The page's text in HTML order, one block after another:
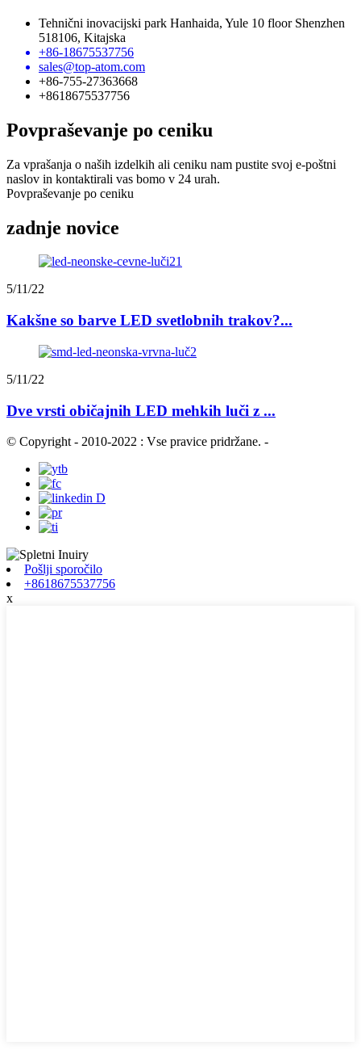
Tehnični inovacijski park Hanhaida, Yule 10 floor Shenzhen
518106, Kitajska
+86-18675537756
sales@top-atom.com
+86-755-27363668
+8618675537756
Povpraševanje po ceniku
Za vprašanja o naših izdelkih ali ceniku nam pustite svoj e-poštni
naslov in kontaktirali vas bomo v 24 urah.
Povpraševanje po ceniku
zadnje novice
5/11/22
Kakšne so barve LED svetlobnih trakov?...
5/11/22
Dve vrsti običajnih LED mehkih luči z ...
© Copyright - 2010-2022 : Vse pravice pridržane. -
Pošlji sporočilo
+8618675537756
x